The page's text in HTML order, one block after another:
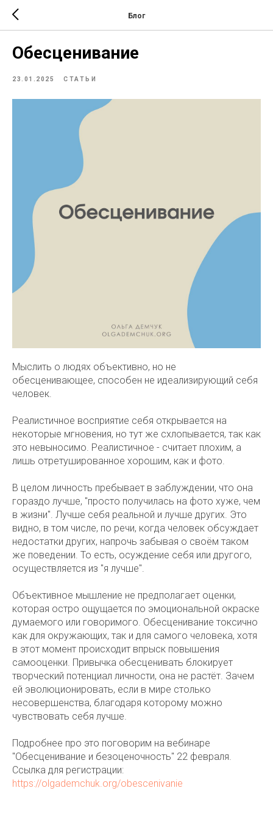
Блог
Обесценивание
23.01.2025 СТАТЬИ
Мыслить о людях объективно, но не
обесценивающее, способен не идеализирующий себя
человек.
Реалистичное восприятие себя открывается на
некоторые мгновения, но тут же схлопывается, так как
это невыносимо. Реалистичное - считает плохим, а
лишь отретушированное хорошим, как и фото.
В целом личность пребывает в заблуждении, что она
гораздо лучше, "просто получилась на фото хуже, чем
в жизни". Лучше себя реальной и лучше других. Это
видно, в том числе, по речи, когда человек обсуждает
недостатки других, напрочь забывая о своём таком
же поведении. То есть, осуждение себя или другого,
осуществляется из "я лучше".
Объективное мышление не предполагает оценки,
которая остро ощущается по эмоциональной окраске
думаемого или говоримого. Обесценивание токсично
как для окружающих, так и для самого человека, хотя
в этот момент происходит впрыск повышения
самооценки. Привычка обесценивать блокирует
творческий потенциал личности, она не растёт. Зачем
ей эволюционировать, если в мире столько
несовершенства, благодаря которому можно
чувствовать себя лучше.
Подробнее про это поговорим на вебинаре
"Обесценивание и безоценочность" 22 февраля.
Ссылка для регистрации:
https://olgademchuk.org/obescenivanie